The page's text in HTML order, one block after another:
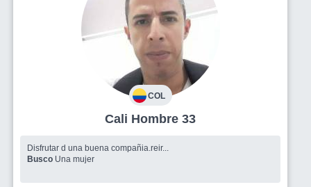
COL
Cali Hombre 33
Disfrutar d una buena compañia.reir...
Busco Una mujer